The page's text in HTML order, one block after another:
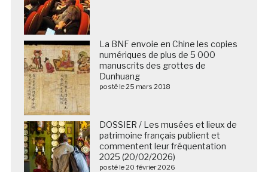
La BNF envoie en Chine les copies
numériques de plus de 5 000
manuscrits des grottes de
Dunhuang
posté le 25 mars 2018
DOSSIER / Les musées et lieux de
patrimoine français publient et
commentent leur fréquentation
2025 (20/02/2026)
posté le 20 février 2026